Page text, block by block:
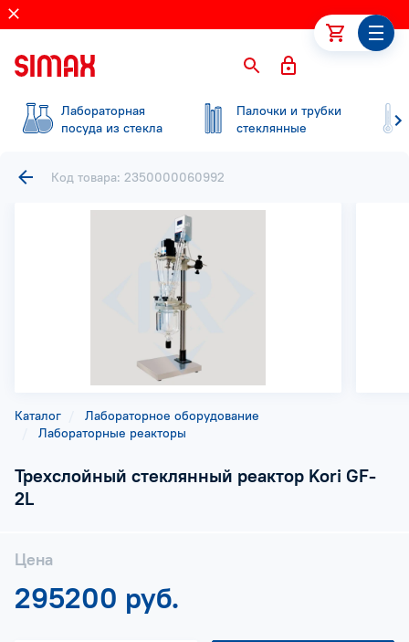
Лабораторная
посуда из стекла
Палочки и трубки
стеклянные
Каталог
Лабораторное оборудование
Лабораторные реакторы
Трехслойный стеклянный реактор Kori GF-
2L
Цена
295200 руб.
Код товара: 2350000060992